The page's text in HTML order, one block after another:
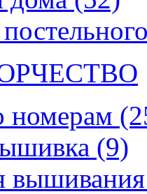
номерам
(9)